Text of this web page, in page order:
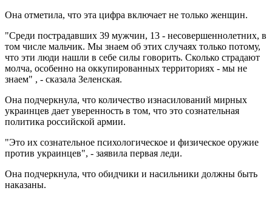
Она отметила, что эта цифра включает не только женщин.
"Среди пострадавших 39 мужчин, 13 - несовершеннолетних, в
том числе мальчик. Мы знаем об этих случаях только потому,
что эти люди нашли в себе силы говорить. Сколько страдают
молча, особенно на оккупированных территориях - мы не
знаем" , - сказала Зеленская.
Она подчеркнула, что количество изнасилований мирных
украинцев дает уверенность в том, что это сознательная
политика российской армии.
"Это их сознательное психологическое и физическое оружие
против украинцев", - заявила первая леди.
Она подчеркнула, что обидчики и насильники должны быть
наказаны.